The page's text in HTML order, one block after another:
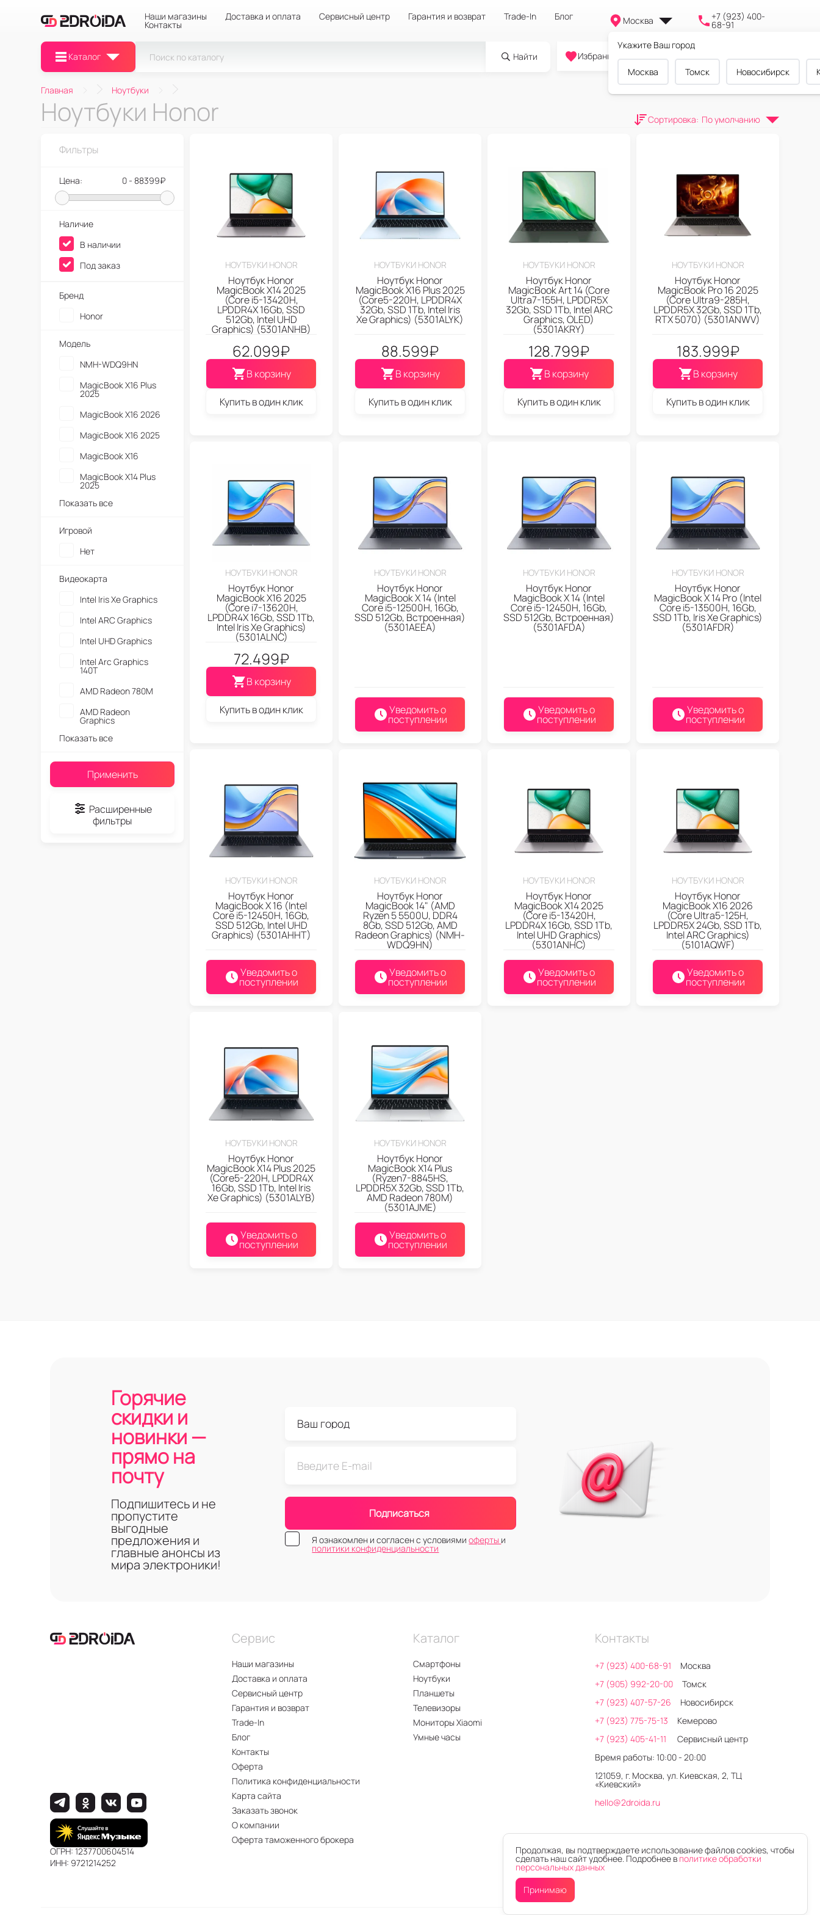
Наши магазины Доставка и оплата Сервисный центр Гарантия и возврат Trade-In Блог
Контакты Москва
Укажите Ваш город
Москва Томск Новосибирск
+7 (923) 400-
68-91
Каталог Найти
0
Избранное Cравнение Корзина
Главная Ноутбуки
Ноутбуки Honor Сортировка: По умолчанию
НОУТБУКИ HONOR
Ноутбук Honor
MagicBook X14 2025
(Core i5-13420H,
LPDDR4X 16Gb, SSD
512Gb, Intel UHD
Graphics) (5301ANHB)
62.099₽
В корзину
Купить в один клик
НОУТБУКИ HONOR
Ноутбук Honor
MagicBook X16 Plus 2025
(Core5-220H, LPDDR4X
32Gb, SSD 1Tb, Intel Iris
Xe Graphics) (5301ALYK)
88.599₽
В корзину
Купить в один клик
НОУТБУКИ HONOR
Ноутбук Honor
MagicBook Art 14 (Core
Ultra7-155H, LPDDR5X
32Gb, SSD 1Tb, Intel ARC
Graphics, OLED)
(5301AKRY)
128.799₽
В корзину
Купить в один клик
НОУТБУКИ HONOR
Ноутбук Honor
MagicBook Pro 16 2025
(Core Ultra9-285H,
LPDDR5X 32Gb, SSD 1Tb,
RTX 5070) (5301ANWV)
183.999₽
В корзину
Купить в один клик
НОУТБУКИ HONOR
Ноутбук Honor
MagicBook X16 2025
(Core i7-13620H,
LPDDR4X 16Gb, SSD 1Tb,
Intel Iris Xe Graphics)
(5301ALNC)
72.499₽
В корзину
Купить в один клик
НОУТБУКИ HONOR
Ноутбук Honor
MagicBook X 14 (Intel
Core i5-12500H, 16Gb,
SSD 512Gb, Встроенная)
(5301AEEA)
Уведомить о
поступлении
НОУТБУКИ HONOR
Ноутбук Honor
MagicBook X 14 (Intel
Core i5-12450H, 16Gb,
SSD 512Gb, Встроенная)
(5301AFDA)
Уведомить о
поступлении
НОУТБУКИ HONOR
Ноутбук Honor
MagicBook X 14 Pro (Intel
Core i5-13500H, 16Gb,
SSD 1Tb, Iris Xe Graphics)
(5301AFDR)
Уведомить о
поступлении
НОУТБУКИ HONOR
Ноутбук Honor
MagicBook X 16 (Intel
Core i5-12450H, 16Gb,
SSD 512Gb, Intel UHD
Graphics) (5301AHHT)
Уведомить о
поступлении
НОУТБУКИ HONOR
Ноутбук Honor
MagicBook 14" (AMD
Ryzen 5 5500U, DDR4
8Gb, SSD 512Gb, AMD
Radeon Graphics) (NMH-
WDQ9HN)
Уведомить о
поступлении
НОУТБУКИ HONOR
Ноутбук Honor
MagicBook X14 2025
(Core i5-13420H,
LPDDR4X 16Gb, SSD 1Tb,
Intel UHD Graphics)
(5301ANHC)
Уведомить о
поступлении
НОУТБУКИ HONOR
Ноутбук Honor
MagicBook X16 2026
(Core Ultra5-125H,
LPDDR5X 24Gb, SSD 1Tb,
Intel ARC Graphics)
(5101AQWF)
Уведомить о
поступлении
НОУТБУКИ HONOR
Ноутбук Honor
MagicBook X14 Plus 2025
(Core5-220H, LPDDR4X
16Gb, SSD 1Tb, Intel Iris
Xe Graphics) (5301ALYB)
Уведомить о
поступлении
НОУТБУКИ HONOR
Ноутбук Honor
MagicBook X14 Plus
(Ryzen7-8845HS,
LPDDR5X 32Gb, SSD 1Tb,
AMD Radeon 780M)
(5301AJME)
Уведомить о
поступлении
Фильтры
Цена: 0 - 88399₽
Наличие
В наличии
Под заказ
Бренд
Honor
Модель
NMH-WDQ9HN
MagicBook X16 Plus
2025
MagicBook X16 2026
MagicBook X16 2025
MagicBook X16
MagicBook X14 Plus
2025
Показать все
Игровой
Нет
Видеокарта
Intel Iris Xe Graphics
Intel ARC Graphics
Intel UHD Graphics
Intel Arc Graphics
140T
AMD Radeon 780M
AMD Radeon
Graphics
Показать все
Применить
Расширенные
фильтры
Горячие
скидки и
новинки —
прямо на
почту
Подпишитесь и не
пропустите
выгодные
предложения и
главные анонсы из
мира электроники!
Подписаться
Я ознакомлен и согласен с условиямиоферты и
политики конфиденциальности
Сервис
Наши магазины
Доставка и оплата
Сервисный центр
Гарантия и возврат
Trade-In
Блог
Контакты
Оферта
Политика конфиденциальности
Карта сайта
Заказать звонок
О компании
Оферта таможенного брокера
Каталог
Смартфоны
Ноутбуки
Планшеты
Телевизоры
Мониторы Xiaomi
Умные часы
Контакты
+7 (923) 400-68-91
Москва
+7 (905) 992-20-00
Томск
+7 (923) 407-57-26
Новосибирск
+7 (923) 775-75-13
Кемерово
+7 (923) 405-41-11
Сервисный центр
Время работы: 10:00 - 20:00
121059, г. Москва, ул. Киевская, 2, ТЦ
«Киевский»
hello@2droida.ru
ОГРН: 1237700604514
ИНН: 9721214252
Продолжая, вы подтверждаете использование файлов cookies, чтобы
сделать наш сайт удобнее. Подробнее в политике обработки
персональных данных
Принимаю